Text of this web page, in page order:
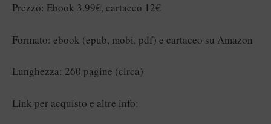
Prezzo: Ebook 3.99€, cartaceo 12€
Formato: ebook (epub, mobi, pdf) e cartaceo su Amazon
Lunghezza: 260 pagine (circa)
Link per acquisto e altre info: